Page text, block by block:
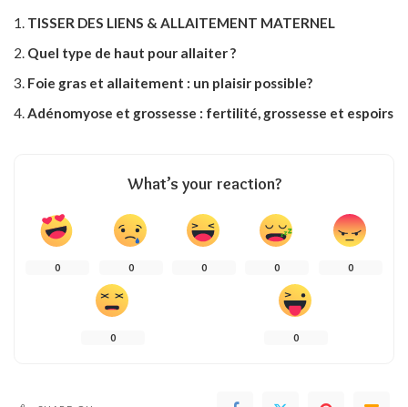
TISSER DES LIENS & ALLAITEMENT MATERNEL
Quel type de haut pour allaiter ?
Foie gras et allaitement : un plaisir possible?
Adénomyose et grossesse : fertilité, grossesse et espoirs
What’s your reaction?
0 0 0 0 0
0 0